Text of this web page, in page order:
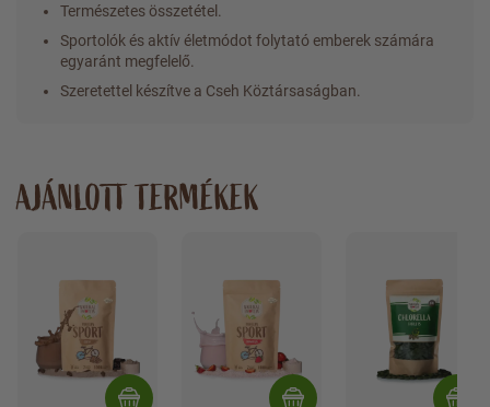
Természetes összetétel.
Sportolók és aktív életmódot folytató emberek számára
egyaránt megfelelő.
Szeretettel készítve a Cseh Köztársaságban.
AJÁNLOTT TERMÉKEK